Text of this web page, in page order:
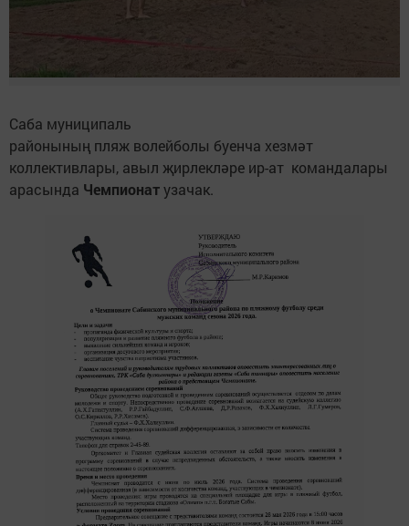
Саба муниципаль
районының пляж волейболы буенча хезмәт
коллективлары, авыл җирлекләре ир-ат командалары
арасында Чемпионатузачак.